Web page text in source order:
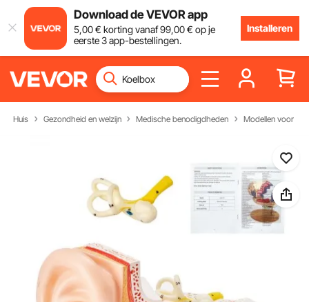
Download de VEVOR app
5,00€ korting vanaf99,00€ op je
eerste 3 app-bestellingen.
Installeren
Huis Gezondheid en welzijn Medische benodigdheden Modellen voor het